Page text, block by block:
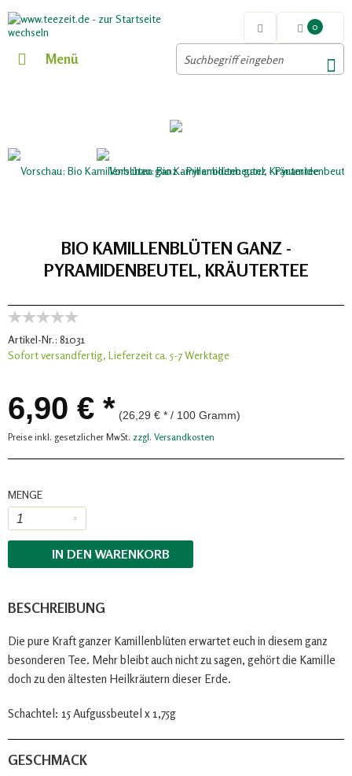
0
Menü
BIO KAMILLENBLÜTEN GANZ -
PYRAMIDENBEUTEL, KRÄUTERTEE
Artikel-Nr.: 81031
Sofort versandfertig, Lieferzeit ca. 5-7 Werktage
6,90 € * (26,29 € * / 100 Gramm)
Preise inkl. gesetzlicher MwSt. zzgl. Versandkosten
MENGE
IN DEN WARENKORB
BESCHREIBUNG
Die pure Kraft ganzer Kamillenblüten erwartet euch in diesem ganz
besonderen Tee. Mehr bleibt auch nicht zu sagen, gehört die Kamille
doch zu den ältesten Heilkräutern dieser Erde.
Schachtel: 15 Aufgussbeutel x 1,75g
GESCHMACK